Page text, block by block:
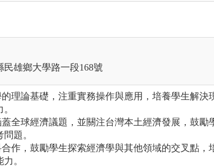
民雄鄉大學路一段168號
理論基礎，注重實務操作與應用，培養學生解決
全球經濟議題，並關注台灣本土經濟發展，鼓勵
題。
作，鼓勵學生探索經濟學與其他領域的交叉點，
。